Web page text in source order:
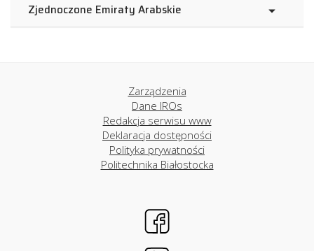
Zjednoczone Emiraty Arabskie
Zarządzenia
Dane IROs
Redakcja serwisu www
Deklaracja dostępności
Polityka prywatności
Politechnika Białostocka